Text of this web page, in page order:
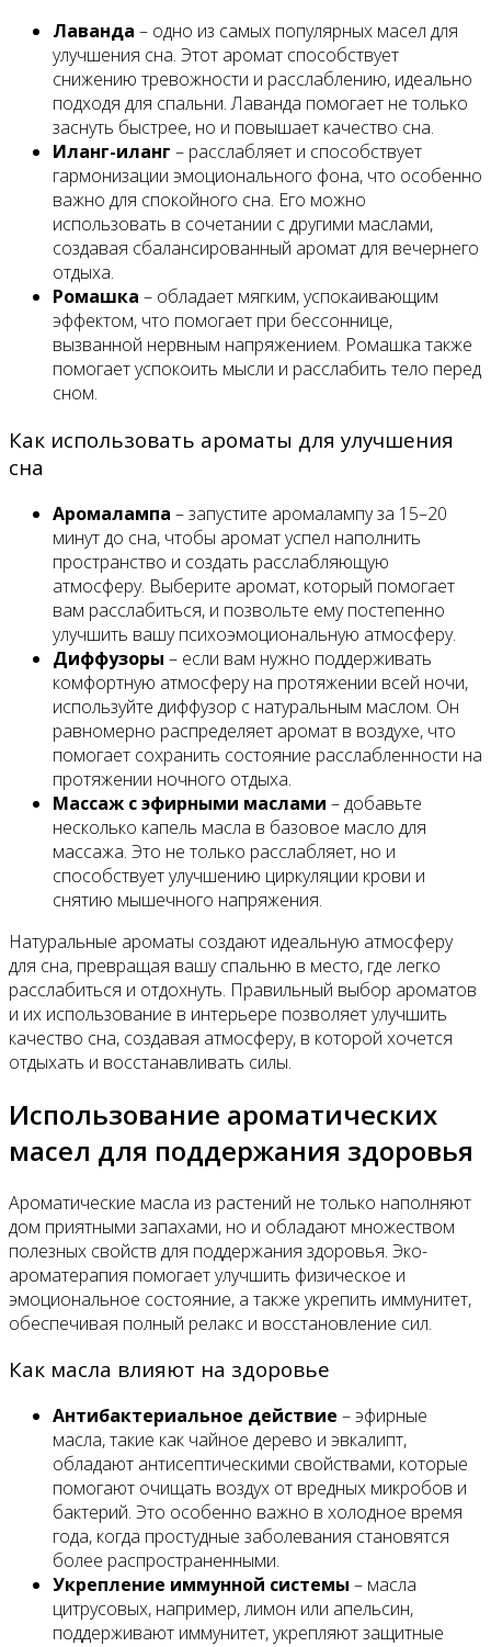
Лаванда – одно из самых популярных масел для
улучшения сна. Этот аромат способствует
снижению тревожности и расслаблению, идеально
подходя для спальни. Лаванда помогает не только
заснуть быстрее, но и повышает качество сна.
Иланг-иланг – расслабляет и способствует
гармонизации эмоционального фона, что особенно
важно для спокойного сна. Его можно
использовать в сочетании с другими маслами,
создавая сбалансированный аромат для вечернего
отдыха.
Ромашка – обладает мягким, успокаивающим
эффектом, что помогает при бессоннице,
вызванной нервным напряжением. Ромашка также
помогает успокоить мысли и расслабить тело перед
сном.
Как использовать ароматы для улучшения
сна
Аромалампа – запустите аромалампу за 15–20
минут до сна, чтобы аромат успел наполнить
пространство и создать расслабляющую
атмосферу. Выберите аромат, который помогает
вам расслабиться, и позвольте ему постепенно
улучшить вашу психоэмоциональную атмосферу.
Диффузоры – если вам нужно поддерживать
комфортную атмосферу на протяжении всей ночи,
используйте диффузор с натуральным маслом. Он
равномерно распределяет аромат в воздухе, что
помогает сохранить состояние расслабленности на
протяжении ночного отдыха.
Массаж с эфирными маслами – добавьте
несколько капель масла в базовое масло для
массажа. Это не только расслабляет, но и
способствует улучшению циркуляции крови и
снятию мышечного напряжения.
Натуральные ароматы создают идеальную атмосферу
для сна, превращая вашу спальню в место, где легко
расслабиться и отдохнуть. Правильный выбор ароматов
и их использование в интерьере позволяет улучшить
качество сна, создавая атмосферу, в которой хочется
отдыхать и восстанавливать силы.
Использование ароматических
масел для поддержания здоровья
Ароматические масла из растений не только наполняют
дом приятными запахами, но и обладают множеством
полезных свойств для поддержания здоровья. Эко-
ароматерапия помогает улучшить физическое и
эмоциональное состояние, а также укрепить иммунитет,
обеспечивая полный релакс и восстановление сил.
Как масла влияют на здоровье
Антибактериальное действие – эфирные
масла, такие как чайное дерево и эвкалипт,
обладают антисептическими свойствами, которые
помогают очищать воздух от вредных микробов и
бактерий. Это особенно важно в холодное время
года, когда простудные заболевания становятся
более распространенными.
Укрепление иммунной системы – масла
цитрусовых, например, лимон или апельсин,
поддерживают иммунитет, укрепляют защитные